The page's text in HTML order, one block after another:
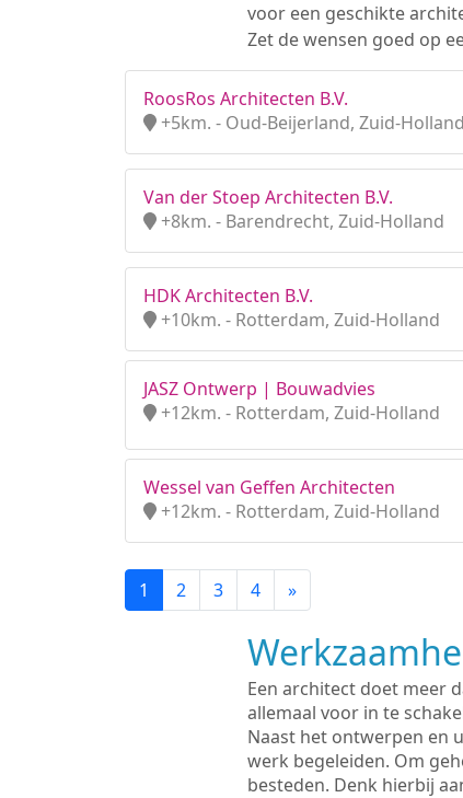
voor een geschikte
Zet de wensen goed op
RoosRos Architecten B.V.
+5km. - Oud-Beijerland, Zuid-Holland
Van der Stoep Architecten B.V.
+8km. - Barendrecht, Zuid-Holland
HDK Architecten B.V.
+10km. - Rotterdam, Zuid-Holland
JASZ Ontwerp | Bouwadvies
+12km. - Rotterdam, Zuid-Holland
Wessel van Geffen Architecten
+12km. - Rotterdam, Zuid-Holland
1 2 3 4 »
Een architect doet meer
allemaal voor in te
Naast het ontwerpen en
werk begeleiden. Om
besteden. Denk hierbij